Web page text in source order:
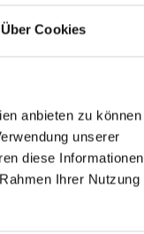
Über Cookies
anbieten zu können
unserer
diese Informationen
Ihrer Nutzung